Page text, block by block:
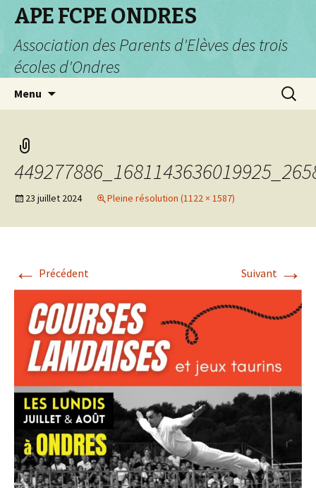
APE FCPE ONDRES
Association des Parents d'Elèves des trois
écoles d'Ondres
Menu
23 juillet 2024 Pleine résolution (1122 × 1587)
← Précédent Suivant →